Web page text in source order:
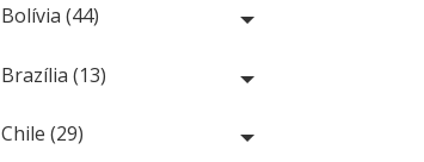
Bolívia (44)
Brazília (13)
Chile (29)